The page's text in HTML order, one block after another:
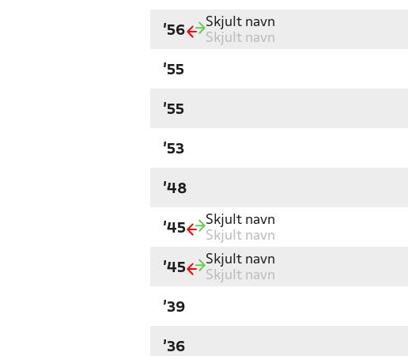
'56
Skjult navn
Skjult navn
'55
'55
'53
'48
'45
Skjult navn
Skjult navn
'45
Skjult navn
Skjult navn
'39
'36